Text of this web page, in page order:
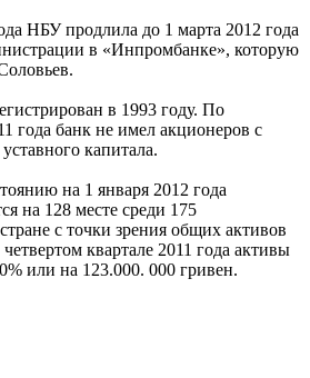
НБУ продлила до 1 марта 2012 года
в «Инпромбанке», которую
в 1993 году. По
года банк не имел акционеров с
капитала.
на 1 января 2012 года
на 128 месте среди 175
с точки зрения общих активов
квартале 2011 года активы
или на 123.000. 000 гривен.